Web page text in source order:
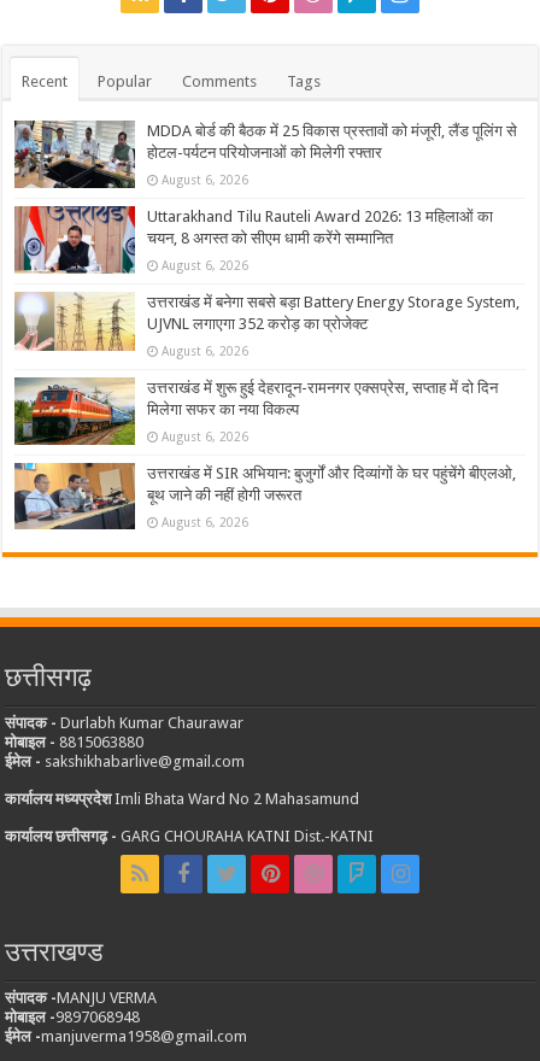
Recent Popular Comments Tags
MDDA बोर्ड की बैठक में 25 विकास प्रस्तावों को मंजूरी, लैंड पूलिंग से
होटल-पर्यटन परियोजनाओं को मिलेगी रफ्तार
August 6, 2026
Uttarakhand Tilu Rauteli Award 2026: 13 महिलाओं का
चयन, 8 अगस्त को सीएम धामी करेंगे सम्मानित
August 6, 2026
उत्तराखंड में बनेगा सबसे बड़ा Battery Energy Storage System,
UJVNL लगाएगा 352 करोड़ का प्रोजेक्ट
August 6, 2026
उत्तराखंड में शुरू हुई देहरादून-रामनगर एक्सप्रेस, सप्ताह में दो दिन
मिलेगा सफर का नया विकल्प
August 6, 2026
उत्तराखंड में SIR अभियान: बुजुर्गों और दिव्यांगों के घर पहुंचेंगे बीएलओ,
बूथ जाने की नहीं होगी जरूरत
August 6, 2026
छत्तीसगढ़
संपादक - Durlabh Kumar Chaurawar
मोबाइल - 8815063880
ईमेल - sakshikhabarlive@gmail.com
कार्यालय मध्यप्रदेशImli Bhata Ward No 2 Mahasamund
कार्यालय छत्तीसगढ़ - GARG CHOURAHA KATNI Dist.-KATNI
उत्तराखण्ड
संपादक -MANJU VERMA
मोबाइल -9897068948
ईमेल -manjuverma1958@gmail.com